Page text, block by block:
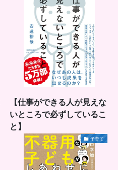
【仕事ができる人が見えな
いところで必ずしているこ
と】
子育て